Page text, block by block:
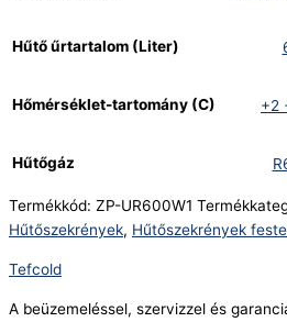
Hűtő űrtartalom (Liter)
Hőmérséklet-tartomány (C) +2
Hűtőgáz
Termékkód: ZP-UR600W1
Hűtőszekrények, Hűtőszekrények
Tefcold
A beüzemeléssel, szervizzel és